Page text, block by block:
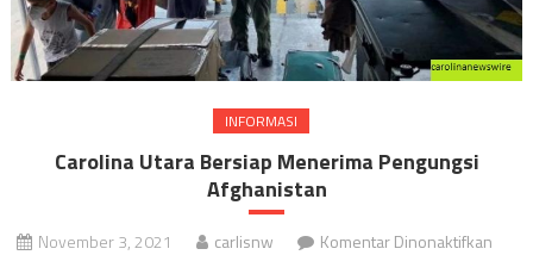
INFORMASI
Carolina Utara Bersiap Menerima Pengungsi
Afghanistan
November 3, 2021 carlisnw Komentar Dinonaktifkan